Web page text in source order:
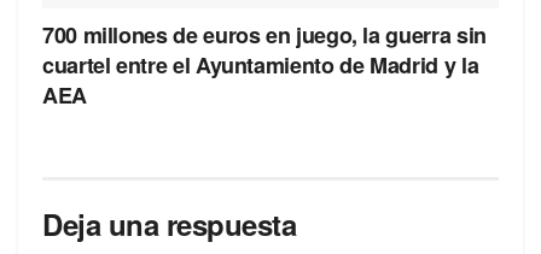
700 millones de euros en juego, la guerra sin
cuartel entre el Ayuntamiento de Madrid y la
AEA
Deja una respuesta